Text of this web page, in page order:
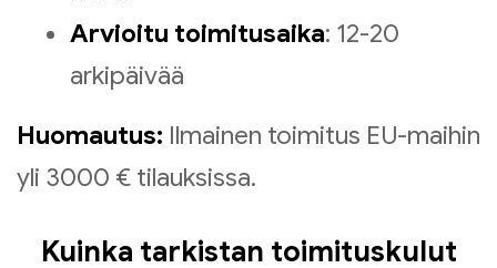
Arvioitu toimitusaika: 12-20
arkipäivää
Huomautus: Ilmainen toimitus EU-maihin
yli 3000 € tilauksissa.
Kuinka tarkistan toimituskulut